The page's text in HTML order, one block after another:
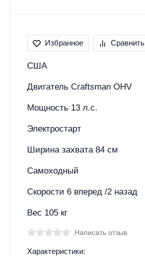
Избранное Сравнить
США
Двигатель Craftsman OHV
Мощность 13 л.с.
Электростарт
Ширина захвата 84 см
Самоходный
Скорости 6 вперед /2 назад
Вес 105 кг
Написать отзыв
Характеристики: